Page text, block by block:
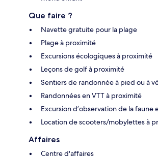
Que faire ?
Navette gratuite pour la plage
Plage à proximité
Excursions écologiques à proximité
Leçons de golf à proximité
Sentiers de randonnée à pied ou à
Randonnées en VTT à proximité
Excursion d’observation de la
Location de scooters/mobylettes à
Affaires
Centre d'affaires